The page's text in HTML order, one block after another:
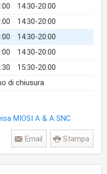
14:30-20:00
14:30-20:00
14:30-20:00
14:30-20:00
15:30-20:00
di chiusura
MIOSI A & A SNC
Stampa
Email